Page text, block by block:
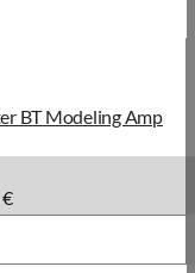
BT Modeling Amp